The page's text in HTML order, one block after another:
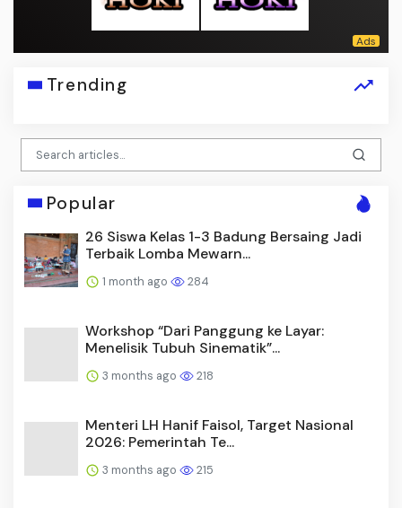
Trending
Popular
26 Siswa Kelas 1-3 Badung Bersaing Jadi
Terbaik Lomba Mewarn...
1 month ago 284
Workshop “Dari Panggung ke Layar:
Menelisik Tubuh Sinematik”...
3 months ago 218
Menteri LH Hanif Faisol, Target Nasional
2026: Pemerintah Te...
3 months ago 215